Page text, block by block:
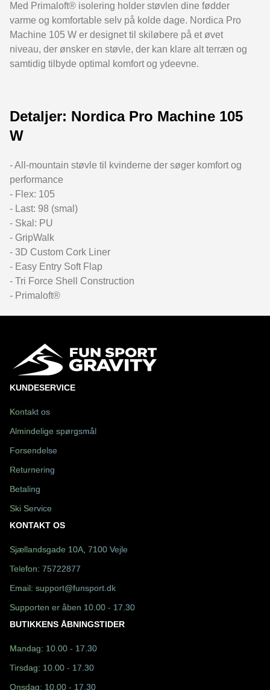
Med Primaloft® isolering holder støvlen dine fødder
varme og komfortable selv på kolde dage. Nordica Pro
Machine 105 W er designet til skiløbere på et øvet
niveau, der ønsker en støvle, der kan klare alt terræn og
samtidig tilbyde optimal komfort og ydeevne.
Detaljer: Nordica Pro Machine 105
W
- All-mountain støvle til kvinderne der søger komfort og
performance
- Flex: 105
- Last: 98 (smal)
- Skal: PU
- GripWalk
- 3D Custom Cork Liner
- Easy Entry Soft Flap
- Tri Force Shell Construction
- Primaloft®
KUNDESERVICE
Kontakt os
Almindelige spørgsmål
Forsendelse
Returnering
Betaling
Ski Service
KONTAKT OS
Sjællandsgade 10A, 7100 Vejle
Telefon: 75722877
Email: support@funsport.dk
Supporten er åben 10.00 - 17.30
BUTIKKENS ÅBNINGSTIDER
Mandag: 10.00 - 17.30
Tirsdag: 10.00 - 17.30
Onsdag: 10.00 - 17.30